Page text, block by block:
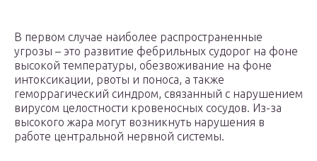
В первом случае наиболее распространенные
угрозы – это развитие фебрильных судорог на фоне
высокой температуры, обезвоживание на фоне
интоксикации, рвоты и поноса, а также
геморрагический синдром, связанный с нарушением
вирусом целостности кровеносных сосудов. Из-за
высокого жара могут возникнуть нарушения в
работе центральной нервной системы.